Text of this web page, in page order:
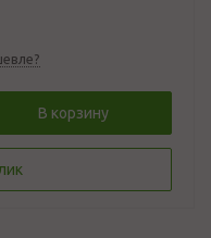
В корзину